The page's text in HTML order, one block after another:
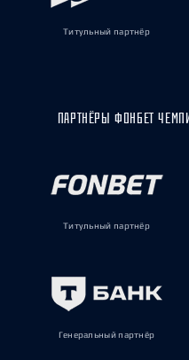
Титульный партнёр
ПАРТНЁРЫ ФОНБЕТ
Титульный партнёр
Генеральный партнёр